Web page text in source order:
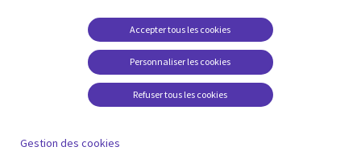
conditions juridiques
FAQ Carrières
Centre de gestion des
témoins
Personnaliser les cookies
Accepter tous les cookies
Refuser tous les cookies
Gestion des cookies